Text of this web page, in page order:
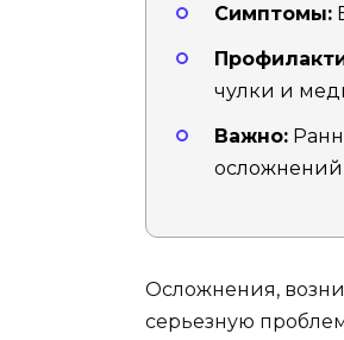
Симптомы:
чулки и
Важно:
осложнений
Осложнения,
серьезную